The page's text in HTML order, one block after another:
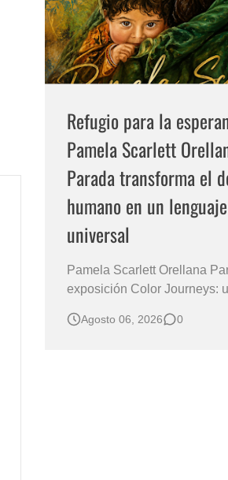
Refugio para la
Pamela Scarlett
Parada transforma el
humano en un lenguaje
universal
Pamela Scarlett Orellana
exposición Color Journeys:
primera mirada basta para
Agosto 06, 2026 0